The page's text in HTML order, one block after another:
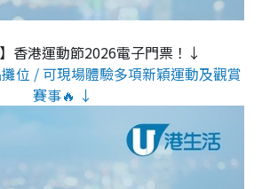
香港運動節2026電子門票！↓
位 / 可現場體驗多項新穎運動及觀賞
賽事🔥 ↓